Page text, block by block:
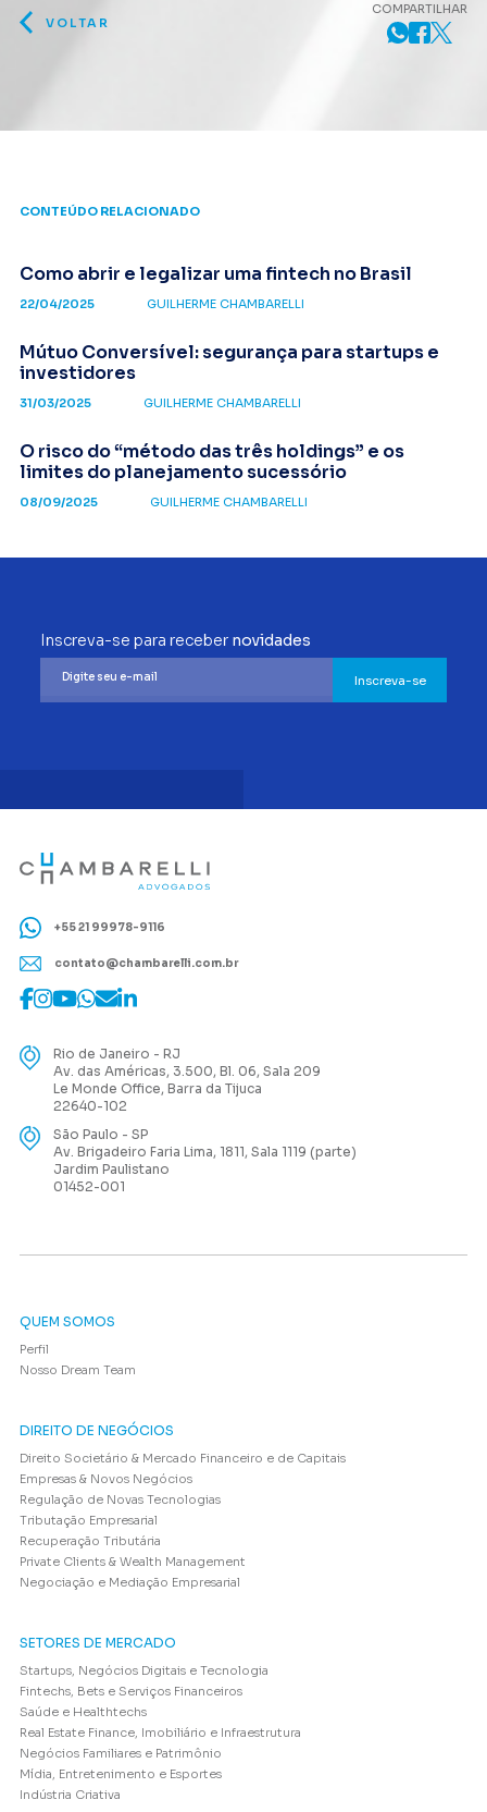
VOLTAR
COMPARTILHAR
CONTEÚDO RELACIONADO
Como abrir e legalizar uma fintech no Brasil
22/04/2025 GUILHERME CHAMBARELLI
Mútuo Conversível: segurança para startups e
investidores
31/03/2025 GUILHERME CHAMBARELLI
O risco do “método das três holdings” e os
limites do planejamento sucessório
08/09/2025 GUILHERME CHAMBARELLI
Inscreva-se para receber novidades
Inscreva-se
+55 21 99978-9116
contato@chambarelli.com.br
Rio de Janeiro - RJ
Av. das Américas, 3.500, Bl. 06, Sala 209
Le Monde Office, Barra da Tijuca
22640-102
São Paulo - SP
Av. Brigadeiro Faria Lima, 1811, Sala 1119 (parte)
Jardim Paulistano
01452-001
QUEM SOMOS
Perfil
Nosso Dream Team
DIREITO DE NEGÓCIOS
Direito Societário & Mercado Financeiro e de Capitais
Empresas & Novos Negócios
Regulação de Novas Tecnologias
Tributação Empresarial
Recuperação Tributária
Private Clients & Wealth Management
Negociação e Mediação Empresarial
SETORES DE MERCADO
Startups, Negócios Digitais e Tecnologia
Fintechs, Bets e Serviços Financeiros
Saúde e Healthtechs
Real Estate Finance, Imobiliário e Infraestrutura
Negócios Familiares e Patrimônio
Mídia, Entretenimento e Esportes
Indústria Criativa